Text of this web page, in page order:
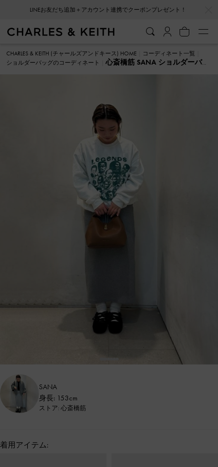
LINEお友だち追加＋アカウント連携でクーポンプレゼント！
CHARLES & KEITH (チャールズアンドキース) HOME
コーディネート一覧
ショルダーバッグのコーディネート
心斎橋筋 SANA ショルダーバッ
SANA
身長: 153cm
ストア: 心斎橋筋
着用アイテム: